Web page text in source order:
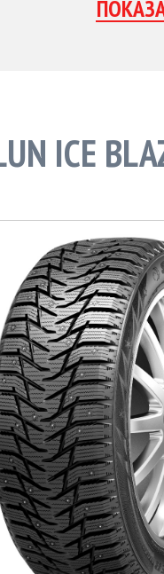
ICE